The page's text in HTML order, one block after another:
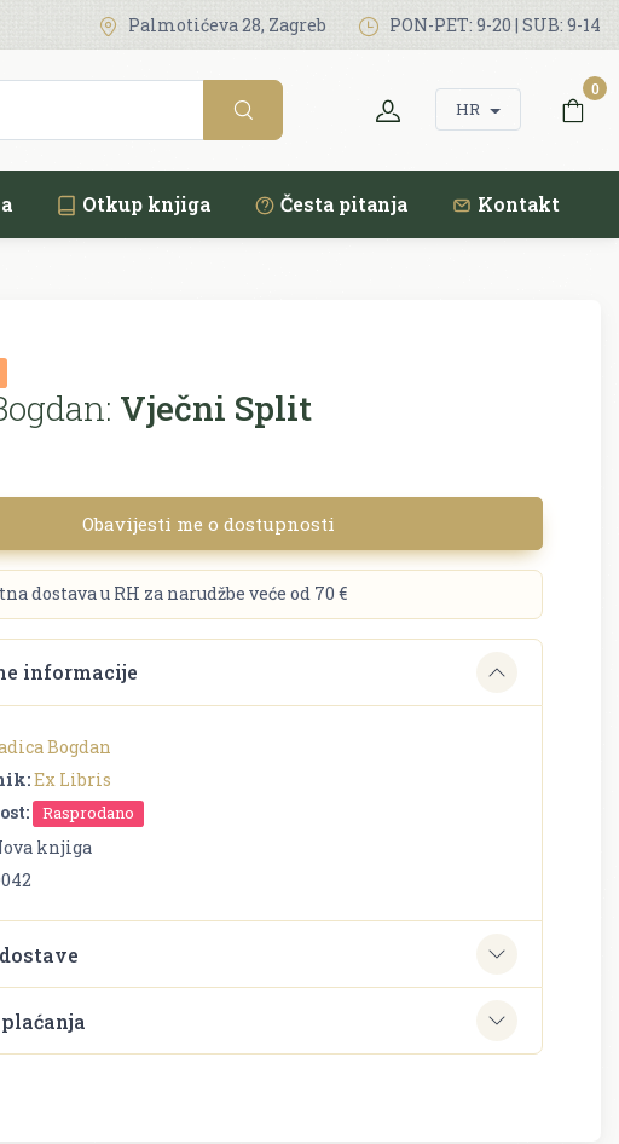
Palmotićeva 28, Zagreb PON-PET: 9-20 | SUB: 9-14
HR
0
Otkup knjiga Česta pitanja Kontakt
Vječni Split
Obavijesti me o dostupnosti
dostava u RH za narudžbe veće od 70 €
informacije
Bogdan
Ex Libris
Rasprodano
knjiga